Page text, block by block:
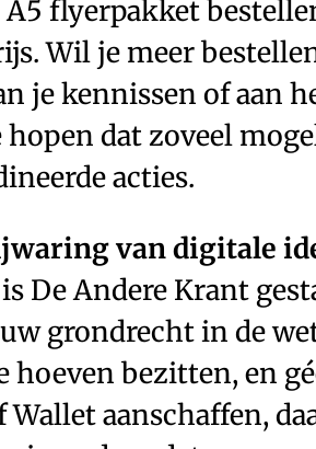
flyerpakket
Wil je meer
je kennissen of aan
dat zoveel
acties.
van digitale
De Andere Krant
grondrecht in de
bezitten, en
aanschaffen,